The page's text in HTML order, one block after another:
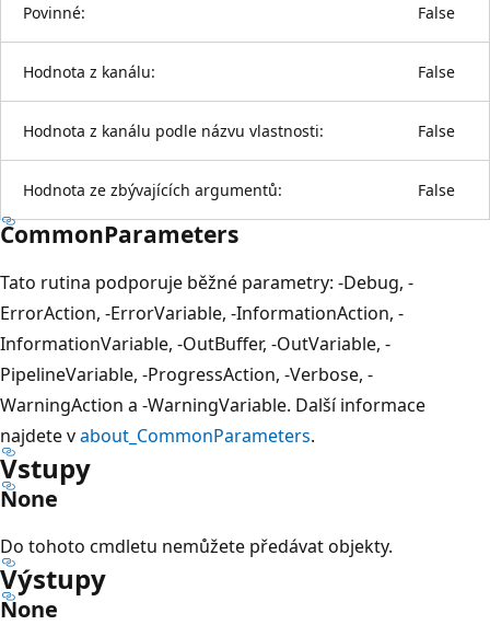
Povinné: False
Hodnota z kanálu: False
Hodnota z kanálu podle názvu vlastnosti: False
Hodnota ze zbývajících argumentů: False
CommonParameters
Tato rutina podporuje běžné parametry: -Debug, -
ErrorAction, -ErrorVariable, -InformationAction, -
InformationVariable, -OutBuffer, -OutVariable, -
PipelineVariable, -ProgressAction, -Verbose, -
WarningAction a -WarningVariable. Další informace
najdete vabout_CommonParameters.
Vstupy
None
Do tohoto cmdletu nemůžete předávat objekty.
Výstupy
None